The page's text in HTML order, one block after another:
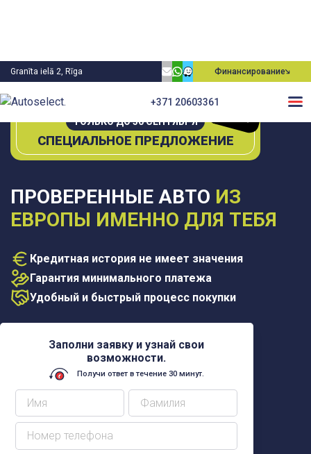
Granīta ielā 2, Rīga Финансирование
+371 20603361
Заполни заявку и узнай свои
возможности.
Получи ответ в течение 30 минут.
ТОЛЬКО ДО 30 СЕНТЯБРЯ
СПЕЦИАЛЬНОЕ ПРЕДЛОЖЕНИЕ
0€
ПРОВЕРЕННЫЕ АВТО ИЗ
ЕВРОПЫ ИМЕННО ДЛЯ ТЕБЯ
Кредитная история не имеет значения
Гарантия минимального платежа
Удобный и быстрый процесс покупки